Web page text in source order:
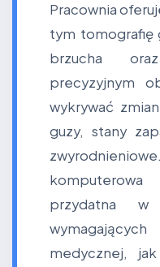
Pracownia
tym tomografię
brzucha
precyzyjnym
wykrywać
guzy, stany
przydatna w
medycznej,